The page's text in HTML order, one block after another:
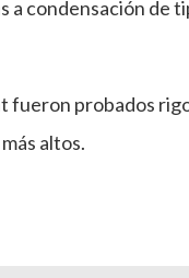
condensación de
fueron probados
altos.